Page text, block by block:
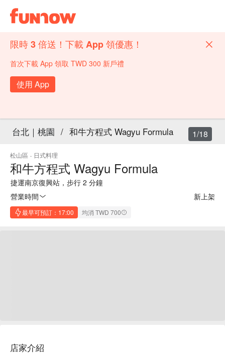
限時 3 倍送！下載 App 領優惠！
首次下載 App 領取 TWD 300 新戶禮
使用 App
台北｜桃園 / 和牛方程式 Wagyu Formula
松山區 · 日式料理
和牛方程式 Wagyu Formula
捷運南京復興站，步行 2 分鐘
營業時間
新上架
最早可預訂：17:00 均消 TWD 700
1/18
店家介紹